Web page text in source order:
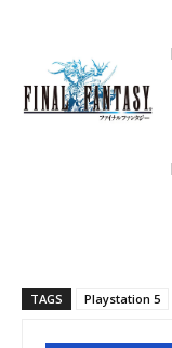
TAGS Playstation 5